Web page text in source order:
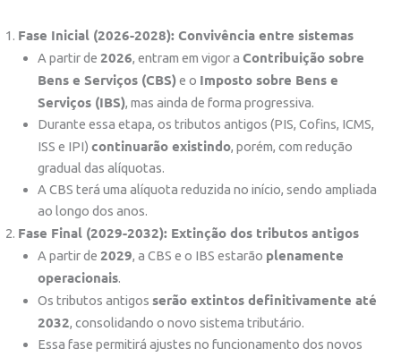
Fase Inicial (2026-2028): Convivência entre sistemas
A partir de 2026, entram em vigor a Contribuição sobre
Bens e Serviços (CBS)e o Imposto sobre Bens e
Serviços (IBS), mas ainda de forma progressiva.
Durante essa etapa, os tributos antigos (PIS, Cofins, ICMS,
ISS e IPI) continuarão existindo, porém, com redução
gradual das alíquotas.
A CBS terá uma alíquota reduzida no início, sendo ampliada
ao longo dos anos.
Fase Final (2029-2032): Extinção dos tributos antigos
A partir de 2029, a CBS e o IBS estarão plenamente
operacionais.
Os tributos antigos serão extintos definitivamente até
2032, consolidando o novo sistema tributário.
Essa fase permitirá ajustes no funcionamento dos novos